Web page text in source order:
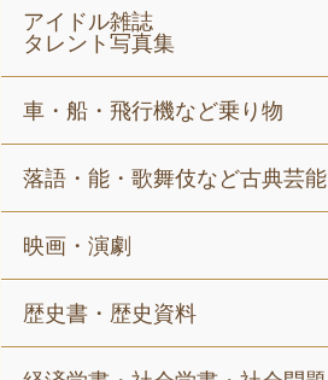
アイドル雑誌
タレント写真集
車・船・飛行機など乗り物
落語・能・歌舞伎など古典芸能
映画・演劇
歴史書・歴史資料